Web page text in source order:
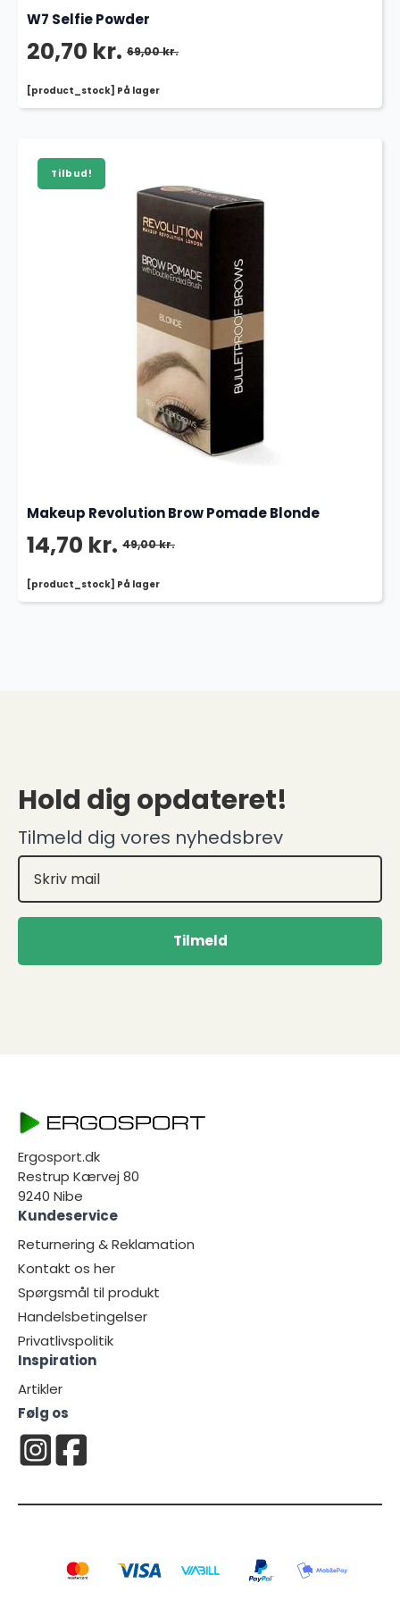
[product_stock] På lager
W7 Selfie Powder
69,00kr.
Den
oprindelige
var:
69,00 kr..
20,70 kr.
Den
aktuelle
er:
20,70 kr..
Tilbud!
[product_stock] På lager
Makeup Revolution Brow Pomade Blonde
49,00kr.
Den
oprindelige
14,70 kr.
Den
aktuelle
Hold dig opdateret!
Tilmeld dig vores nyhedsbrev
Tilmeld
Ergosport.dk
Restrup Kærvej 80
9240 Nibe
Kundeservice
Returnering & Reklamation
Kontakt os her
Spørgsmål til produkt
Handelsbetingelser
Privatlivspolitik
Inspiration
Artikler
Følg os